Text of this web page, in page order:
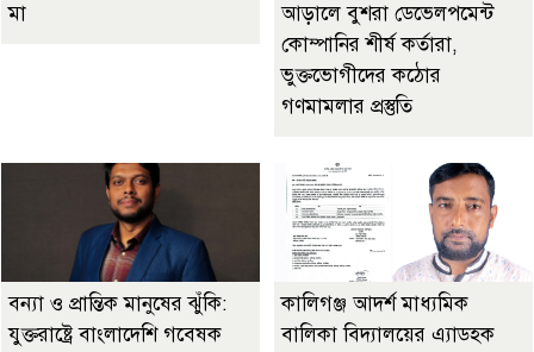
মা
আড়ালে বুশরা ডেভেলপমেন্ট
কোম্পানির শীর্ষ কর্তারা,
ভুক্তভোগীদের কঠোর
গণমামলার প্রস্তুতি
বন্যা ও প্রান্তিক মানুষের ঝুঁকি:
যুক্তরাষ্ট্রে বাংলাদেশি গবেষক
কালিগঞ্জ আদর্শ মাধ্যমিক
বালিকা বিদ্যালয়ের এ্যাডহক